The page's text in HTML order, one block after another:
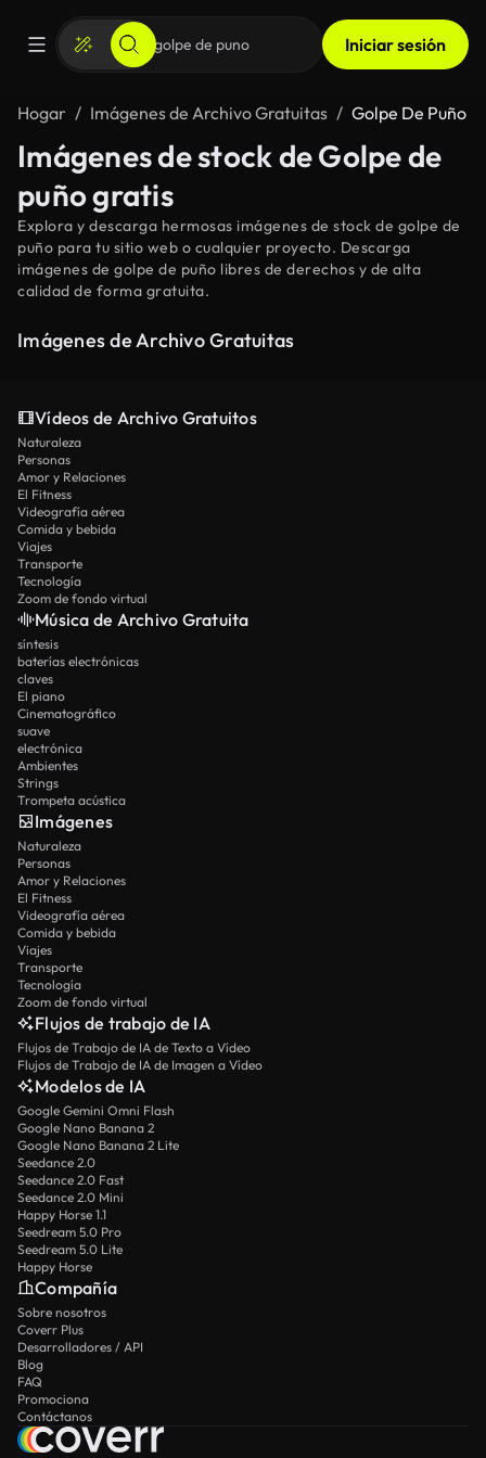
Iniciar sesión
Hogar Imágenes de Archivo Gratuitas Golpe De Puño
Imágenes de stock de Golpe de
puño gratis
Explora y descarga hermosas imágenes de stock de golpe de
puño para tu sitio web o cualquier proyecto. Descarga
imágenes de golpe de puño libres de derechos y de alta
calidad de forma gratuita.
Imágenes de Archivo Gratuitas
Vídeos de Archivo Gratuitos
Naturaleza
Personas
Amor y Relaciones
El Fitness
Videografía aérea
Comida y bebida
Viajes
Transporte
Tecnología
Zoom de fondo virtual
Música de Archivo Gratuita
síntesis
baterías electrónicas
claves
El piano
Cinematográfico
suave
electrónica
Ambientes
Strings
Trompeta acústica
Imágenes
Naturaleza
Personas
Amor y Relaciones
El Fitness
Videografía aérea
Comida y bebida
Viajes
Transporte
Tecnología
Zoom de fondo virtual
Flujos de trabajo de IA
Flujos de Trabajo de IA de Texto a Vídeo
Flujos de Trabajo de IA de Imagen a Vídeo
Modelos de IA
Google Gemini Omni Flash
Google Nano Banana 2
Google Nano Banana 2 Lite
Seedance 2.0
Seedance 2.0 Fast
Seedance 2.0 Mini
Happy Horse 1.1
Seedream 5.0 Pro
Seedream 5.0 Lite
Happy Horse
Compañía
Sobre nosotros
Coverr Plus
Desarrolladores / API
Blog
FAQ
Promociona
Contáctanos